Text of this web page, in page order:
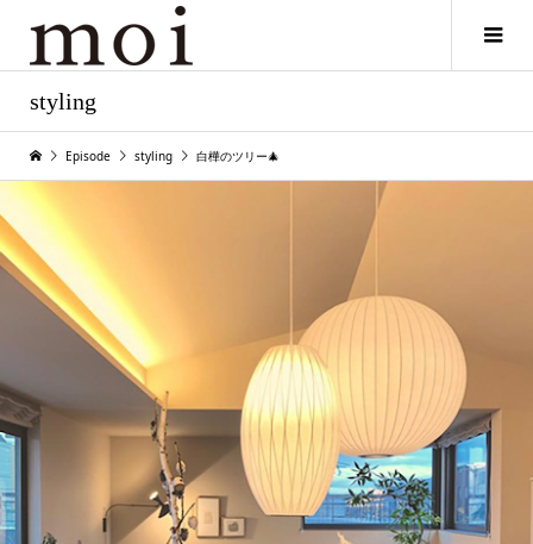
styling
Episode styling 白樺のツリー🎄